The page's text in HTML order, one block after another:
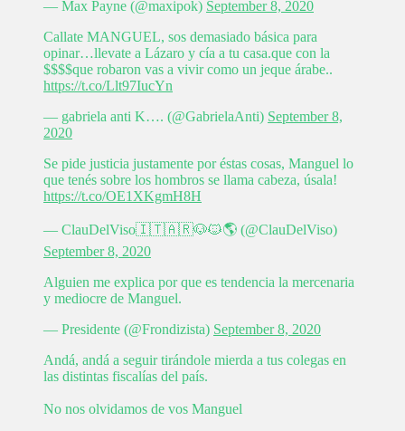
— Max Payne (@maxipok) September 8, 2020
Callate MANGUEL, sos demasiado básica para
opinar…llevate a Lázaro y cía a tu casa.que con la
$$$$que robaron vas a vivir como un jeque árabe..
https://t.co/Llt97IucYn
— gabriela anti K…. (@GabrielaAnti) September 8,
2020
Se pide justicia justamente por éstas cosas, Manguel lo
que tenés sobre los hombros se llama cabeza, úsala!
https://t.co/OE1XKgmH8H
— ClauDelViso🇮🇹🇦🇷🐶🐱🌎 (@ClauDelViso)
September 8, 2020
Alguien me explica por que es tendencia la mercenaria
y mediocre de Manguel.
— Presidente (@Frondizista) September 8, 2020
Andá, andá a seguir tirándole mierda a tus colegas en
las distintas fiscalías del país.
No nos olvidamos de vos Manguel